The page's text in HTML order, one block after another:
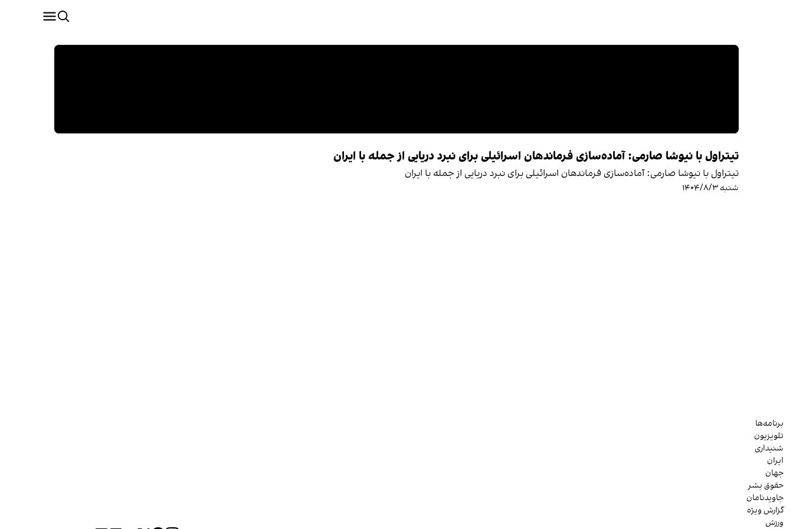
تیتراول با نیوشا صارمی: آماده‌سازی فرماندهان اسرائیلی برای نبرد دریایی از جمله با ایران
تیتراول با نیوشا صارمی: آماده‌سازی فرماندهان اسرائیلی برای نبرد دریایی از جمله با ایران
شنبه ۱۴۰۴/۸/۳
برنامه‌ها
تلویزیون
شنیداری
ایران
جهان
حقوق بشر
جاویدنامان
گزارش ویژه
ورزش